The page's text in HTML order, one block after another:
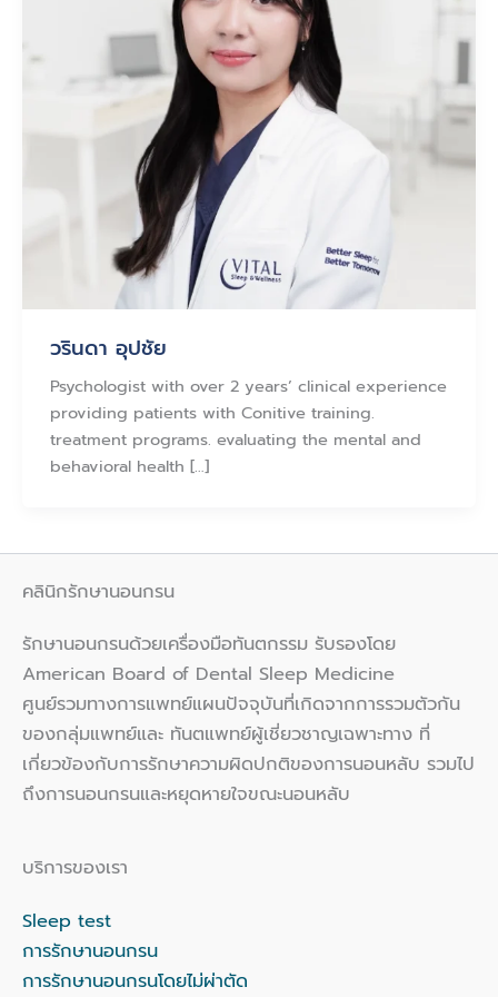
วรินดา อุปชัย
Psychologist with over 2 years’ clinical experience
providing patients with Conitive training.
treatment programs. evaluating the mental and
behavioral health […]
คลินิกรักษานอนกรน
รักษานอนกรนด้วยเครื่องมือทันตกรรม รับรองโดย
American Board of Dental Sleep Medicine
ศูนย์รวมทางการแพทย์แผนปัจจุบันที่เกิดจากการรวมตัวกัน
ของกลุ่มแพทย์และ ทันตแพทย์ผู้เชี่ยวชาญเฉพาะทาง ที่
เกี่ยวข้องกับการรักษาความผิดปกติของการนอนหลับ รวมไป
ถึงการนอนกรนและหยุดหายใจขณะนอนหลับ
บริการของเรา
Sleep test
การรักษานอนกรน
การรักษานอนกรนโดยไม่ผ่าตัด